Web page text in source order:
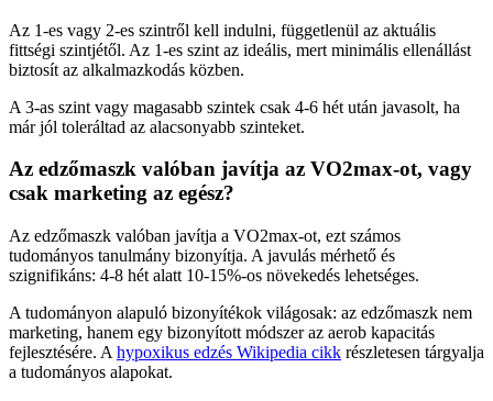
Az 1-es vagy 2-es szintről kell indulni, függetlenül az aktuális
fittségi szintjétől. Az 1-es szint az ideális, mert minimális ellenállást
biztosít az alkalmazkodás közben.
A 3-as szint vagy magasabb szintek csak 4-6 hét után javasolt, ha
már jól toleráltad az alacsonyabb szinteket.
Az edzőmaszk valóban javítja az VO2max-ot, vagy
csak marketing az egész?
Az edzőmaszk valóban javítja a VO2max-ot, ezt számos
tudományos tanulmány bizonyítja. A javulás mérhető és
szignifikáns: 4-8 hét alatt 10-15%-os növekedés lehetséges.
A tudományon alapuló bizonyítékok világosak: az edzőmaszk nem
marketing, hanem egy bizonyított módszer az aerob kapacitás
fejlesztésére. A hypoxikus edzés Wikipedia cikk részletesen tárgyalja
a tudományos alapokat.